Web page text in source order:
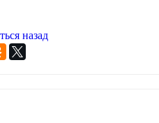
назад